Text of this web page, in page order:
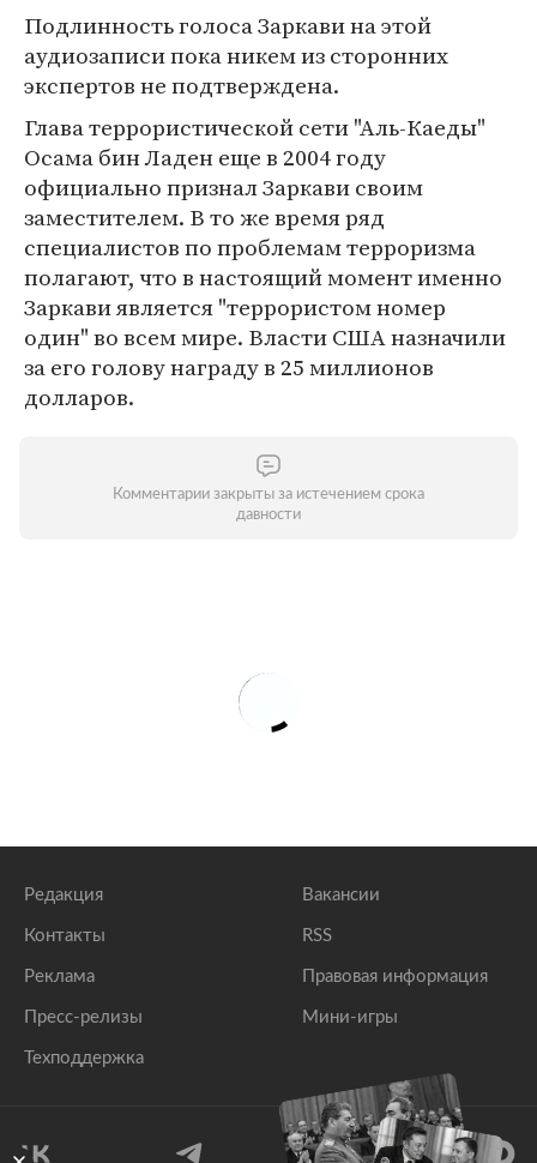
Подлинность голоса Заркави на этой
аудиозаписи пока никем из сторонних
экспертов не подтверждена.
Глава террористической сети "Аль-Каеды"
Осама бин Ладен еще в 2004 году
официально признал Заркави своим
заместителем. В то же время ряд
специалистов по проблемам терроризма
полагают, что в настоящий момент именно
Заркави является "террористом номер
один" во всем мире. Власти США назначили
за его голову награду в 25 миллионов
долларов.
Комментарии закрыты за истечением срока
давности
Редакция
Контакты
Реклама
Пресс-релизы
Техподдержка
Вакансии
RSS
Правовая информация
Мини-игры